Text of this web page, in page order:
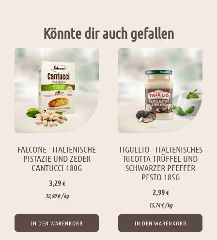
Könnte dir auch gefallen
FALCONE - ITALIENISCHE
PISTAZIE UND ZEDER
CANTUCCI 180G
3,29€
32,90€/ kg
IN DEN WARENKORB
TIGULLIO - ITALIENISCHES
RICOTTA TRÜFFEL UND
SCHWARZER PFEFFER
PESTO 185G
2,99€
15,74€/ kg
IN DEN WARENKORB